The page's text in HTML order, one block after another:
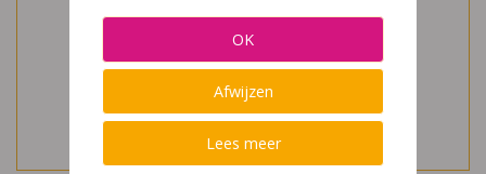
OK
Afwijzen
Lees meer